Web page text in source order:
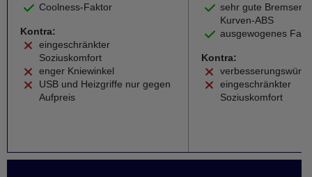
Coolness-Faktor
Kontra:
eingeschränkter
Soziuskomfort
enger Kniewinkel
USB und Heizgriffe nur gegen
Aufpreis
sehr gute Bremsen
Kurven-ABS
ausgewogenes
Kontra:
eingeschränkter
Soziuskomfort